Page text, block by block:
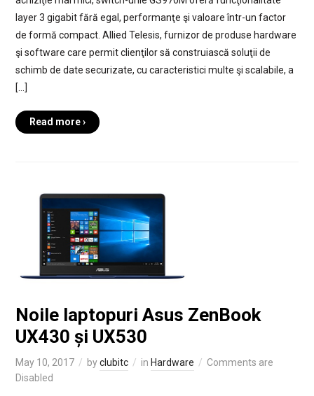
layer 3 gigabit fără egal, performanţe şi valoare într-un factor
de formă compact. Allied Telesis, furnizor de produse hardware
şi software care permit clienţilor să construiască soluţii de
schimb de date securizate, cu caracteristici multe şi scalabile, a
[…]
Read more ›
Noile laptopuri Asus ZenBook
UX430 și UX530
May 10, 2017 byclubitc in Hardware
Comments are
Disabled